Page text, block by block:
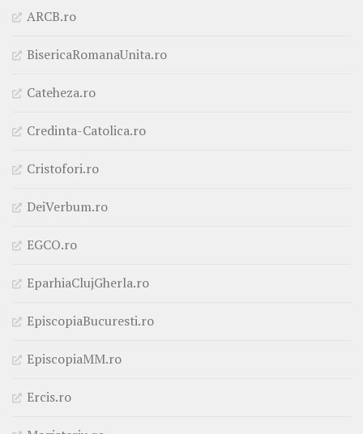
ARCB.ro
BisericaRomanaUnita.ro
Cateheza.ro
Credinta-Catolica.ro
Cristofori.ro
DeiVerbum.ro
EGCO.ro
EparhiaClujGherla.ro
EpiscopiaBucuresti.ro
EpiscopiaMM.ro
Ercis.ro